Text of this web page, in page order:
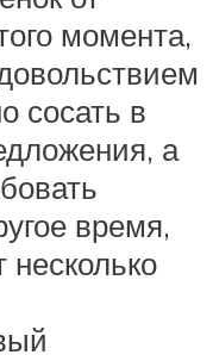
момента,
сосать в
а
время,
несколько